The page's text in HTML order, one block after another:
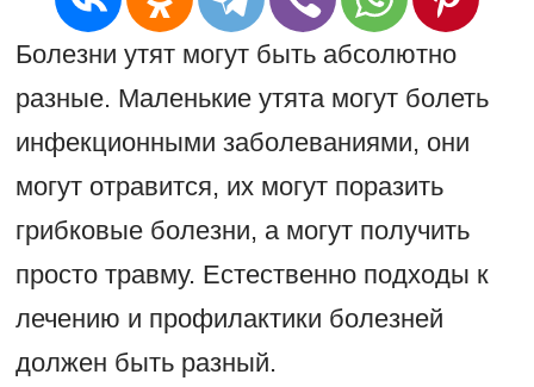
Болезни утят могут быть абсолютно
разные. Маленькие утята могут болеть
инфекционными заболеваниями, они
могут отравится, их могут поразить
грибковые болезни, а могут получить
просто травму. Естественно подходы к
лечению и профилактики болезней
должен быть разный.